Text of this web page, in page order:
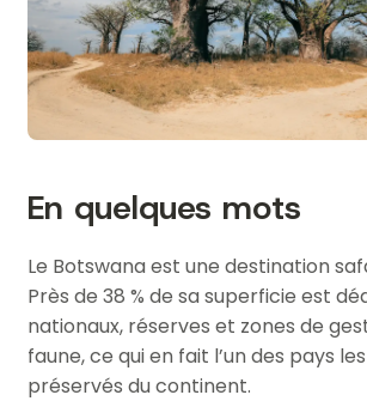
En quelques mots
Le Botswana est une destination
Près de 38 % de sa superficie est
nationaux, réserves et zones de
faune, ce qui en fait l’un des pays
préservés du continent.